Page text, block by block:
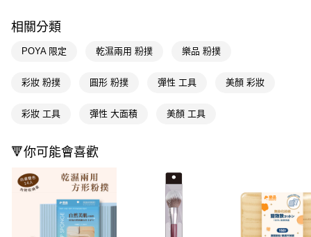
【關於「AFTEE先享後付」】
便利好安心！
２．便利：只要手機號碼，簡訊認證，即可結帳。
【「AFTEE先享後付」結帳流程】
２．訂單成立數日內，您將收到繳費通知簡訊。
ATM／網路銀行／等多元方式進行付款，方視為交易完成。
※ 請注意：結帳手續完成當下不需立刻繳費，但若您需要取消訂單，請聯絡
購買商品的店家。未經商家同意取消之訂單仍視為有效，需透過AFTEE先享
後付繳納相關費用。
※ 交易是否成功請以「AFTEE先享後付 」之結帳頁面顯示為準，若有關於
每筆NT$65，滿NT$390(含以上)免運費
每筆NT$65，滿NT$390(含以上)免運費
萊爾富取貨付款
每筆NT$65，滿NT$490(含以上)免運費
付款後萊爾富取貨
相關分類
POYA 限定 乾濕兩用 粉撲 樂品 粉撲
彩妝 粉撲 圓形 粉撲 彈性 工具 美顏 彩妝
彩妝 工具 彈性 大面積 美顏 工具
🔻你可能會喜歡